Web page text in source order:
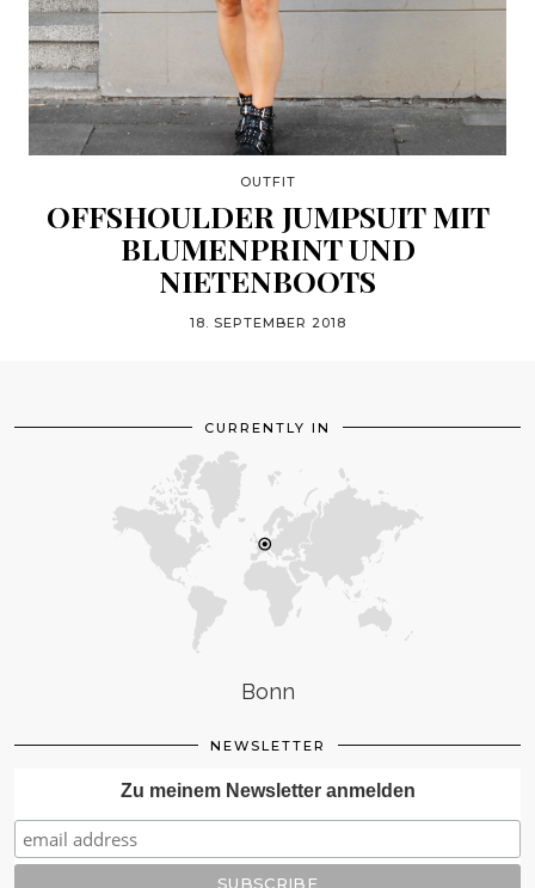
OUTFIT
OFFSHOULDER JUMPSUIT MIT
BLUMENPRINT UND
NIETENBOOTS
18. SEPTEMBER 2018
CURRENTLY IN
Bonn
NEWSLETTER
Zu meinem Newsletter anmelden